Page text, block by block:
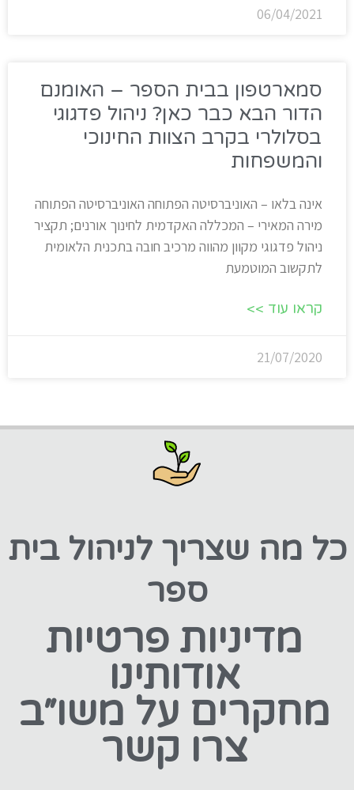
06/04/2021
סמארטפון בבית הספר – האומנם
הדור הבא כבר כאן? ניהול פדגוגי
בסלולרי בקרב הצוות החינוכי
והמשפחות
אינה בלאו – האוניברסיטה הפתוחה האוניברסיטה הפתוחה
מירה המאירי – המכללה האקדמית לחינוך אורנים; תקציר
ניהול פדגוגי מקוון מהווה מרכיב חובה בתכנית הלאומית
לתקשוב המוטמעת
קראו עוד >>
21/07/2020
כל מה שצריך לניהול בית
ספר
מדיניות פרטיות
אודותינו
מחקרים על משו״ב
צרו קשר